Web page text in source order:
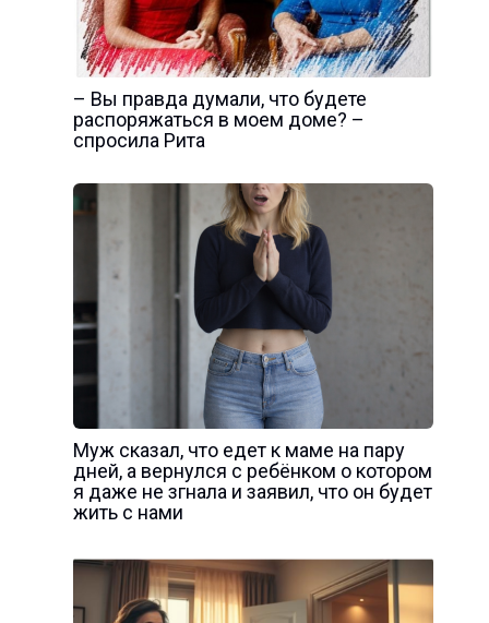
– Вы правда думали, что будете
распоряжаться в моем доме? –
спросила Рита
Муж сказал, что едет к маме на пару
дней, а вернулся с ребёнком о котором
я даже не згнала и заявил, что он будет
жить с нами